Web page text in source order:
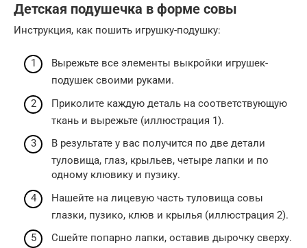
Детская подушечка в форме совы
Инструкция, как пошить игрушку-подушку:
Вырежьте все элементы выкройки игрушек-
подушек своими руками.
Приколите каждую деталь на соответствующую
ткань и вырежьте (иллюстрация 1).
В результате у вас получится по две детали
туловища, глаз, крыльев, четыре лапки и по
одному клювику и пузику.
Нашейте на лицевую часть туловища совы
глазки, пузико, клюв и крылья (иллюстрация 2).
Сшейте попарно лапки, оставив дырочку сверху.